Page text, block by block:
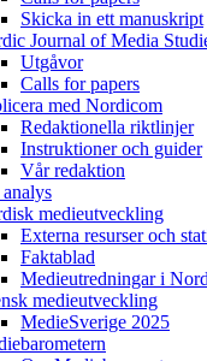
Skicka in ett manuskript
Journal of Media
Utgåvor
Calls for papers
med Nordicom
Redaktionella riktlinjer
Instruktioner och guider
Vår redaktion
medieutveckling
Externa resurser och
Faktablad
Medieutredningar i
medieutveckling
MedieSverige 2025